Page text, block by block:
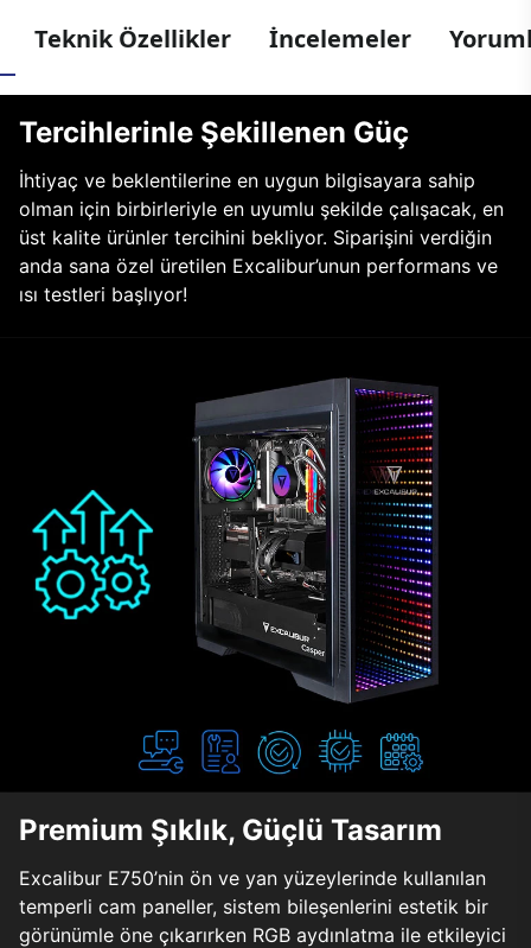
Teknik Özellikler İncelemeler
Tercihlerinle Şekillenen Güç
İhtiyaç ve beklentilerine en uygun bilgisayara sahip
olman için birbirleriyle en uyumlu şekilde çalışacak, en
üst kalite ürünler tercihini bekliyor. Siparişini verdiğin
anda sana özel üretilen Excalibur’unun performans ve
ısı testleri başlıyor!
Premium Şıklık, Güçlü Tasarım
Excalibur E750’nin ön ve yan yüzeylerinde kullanılan
temperli cam paneller, sistem bileşenlerini estetik bir
görünümle öne çıkarırken RGB aydınlatma ile etkileyici